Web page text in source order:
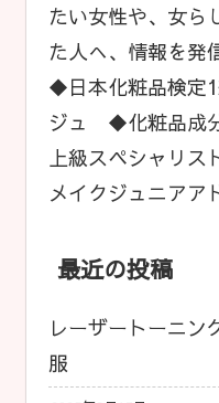
たい女性や、女ら
た人へ、情報を発
◆日本化粧品検定
ジュ ◆化粧品成
上級スペシャリ
メイクジュニアア
最近の投稿
レーザートーニン
服